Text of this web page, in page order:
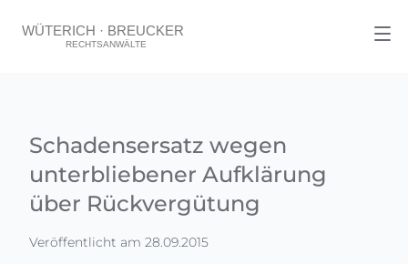
Schadensersatz wegen
unterbliebener Aufklärung
über Rückvergütung
Veröffentlicht am 28.09.2015